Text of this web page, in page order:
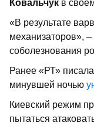
Ковальчук в
«В результате
механизаторов»,
соболезнования
Ранее «РТ»
минувшей ночью
Киевский режим
пытаться